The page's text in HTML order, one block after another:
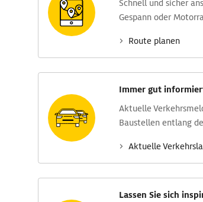
Schnell und sicher
Gespann oder
Route planen
Immer gut
Aktuelle
Baustellen entlang
Aktuelle
Lassen Sie sich